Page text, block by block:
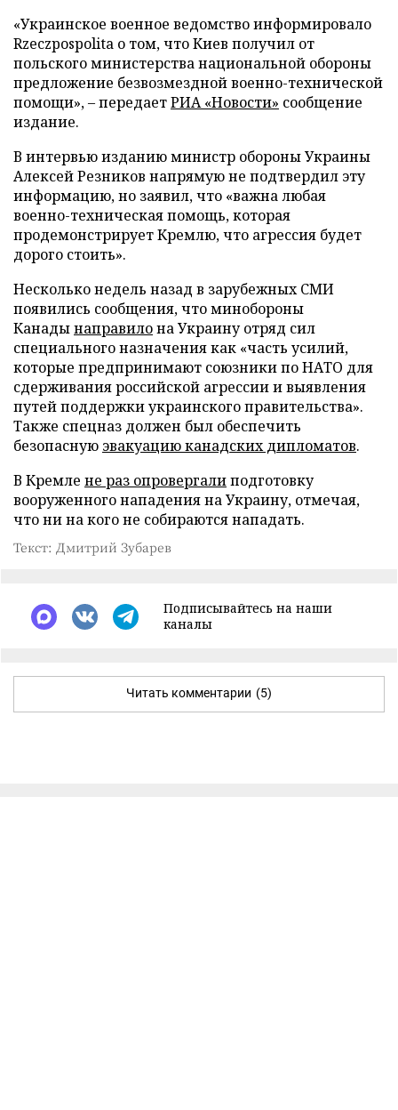
«Украинское военное ведомство информировало
Rzeczpospolita о том, что Киев получил от
польского министерства национальной обороны
предложение безвозмездной военно-технической
помощи», – передаетРИА «Новости» сообщение
издание.
В интервью изданию министр обороны Украины
Алексей Резников напрямую не подтвердил эту
информацию, но заявил, что «важна любая
военно-техническая помощь, которая
продемонстрирует Кремлю, что агрессия будет
дорого стоить».
Несколько недель назад в зарубежных СМИ
появились сообщения, что минобороны
Канадынаправилона Украину отряд сил
специального назначения как «часть усилий,
которые предпринимают союзники по НАТО для
сдерживания российской агрессии и выявления
путей поддержки украинского правительства».
Также спецназ должен был обеспечить
безопасную эвакуацию канадских дипломатов.
В Кремле не раз опровергалиподготовку
вооруженного нападения на Украину, отмечая,
что ни на кого не собираются нападать.
Текст: Дмитрий Зубарев
Подписывайтесь на наши
каналы
Читать комментарии (5)